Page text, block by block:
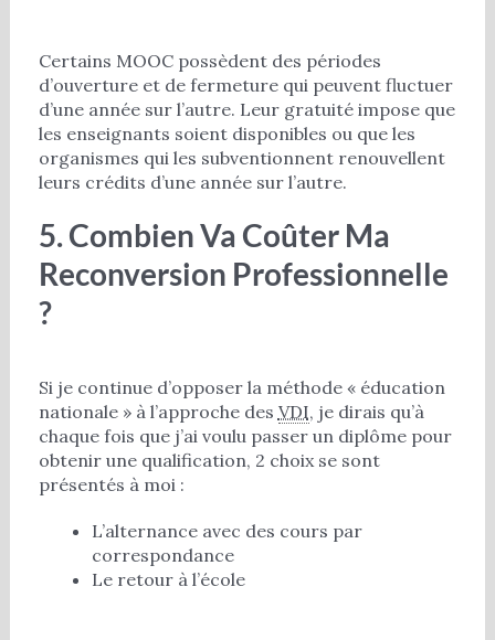
Certains MOOC possèdent des périodes
d’ouverture et de fermeture qui peuvent fluctuer
d’une année sur l’autre. Leur gratuité impose que
les enseignants soient disponibles ou que les
organismes qui les subventionnent renouvellent
leurs crédits d’une année sur l’autre.
5. Combien Va Coûter Ma
Reconversion Professionnelle
?
Si je continue d’opposer la méthode « éducation
nationale » à l’approche des VDI, je dirais qu’à
chaque fois que j’ai voulu passer un diplôme pour
obtenir une qualification, 2 choix se sont
présentés à moi :
L’alternance avec des cours par
correspondance
Le retour à l’école